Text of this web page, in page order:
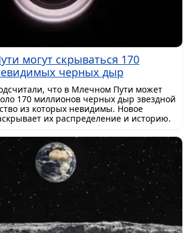
могут скрываться 170
черных дыр
что в Млечном Пути может
170 миллионов черных дыр звездной
из которых невидимы. Новое
их распределение и историю.